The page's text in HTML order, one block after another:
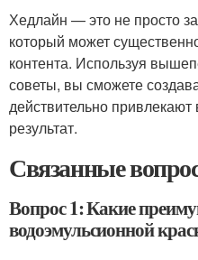
Хедлайн — это не просто
который может
контента. Используя
советы, вы сможете
действительно
результат.
Связанные
Вопрос 1: Какие
водоэмульсионной